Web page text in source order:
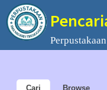
Cari Browse